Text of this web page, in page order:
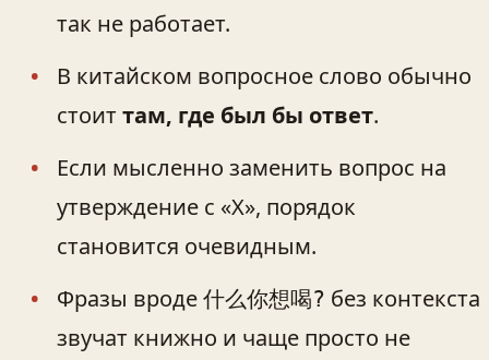
так не работает.
В китайском вопросное слово обычно
стоит там, где был бы ответ.
Если мысленно заменить вопрос на
утверждение с «Х», порядок
становится очевидным.
Фразы вроде 什么你想喝? без контекста
звучат книжно и чаще просто не